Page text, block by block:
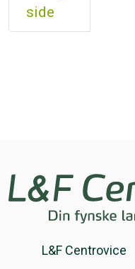
side
L&F Centrovice